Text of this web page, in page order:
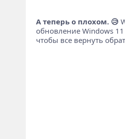
А теперь о плохом. 😥
обновление Windows
чтобы все вернуть